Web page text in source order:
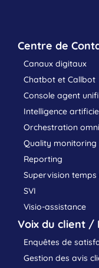
Centre de
Canaux digitaux
Chatbot et Callbot
Console agent
Intelligence
Orchestration
Quality monitoring
Reporting
Supervision temps
SVI
Visio-assistance
Voix du client /
Enquêtes de
Gestion des avis